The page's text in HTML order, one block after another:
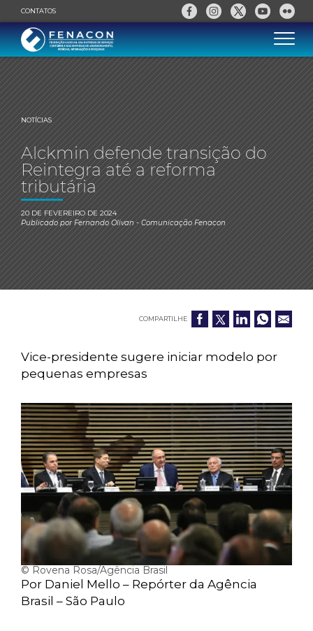
CONTATOS
NOTÍCIAS
Alckmin defende transição do
Reintegra até a reforma
tributária
20 DE FEVEREIRO DE 2024
Publicado porFernando Olivan- Comunicação Fenacon
COMPARTILHE
Vice-presidente sugere iniciar modelo por
pequenas empresas
© Rovena Rosa/Agência Brasil
Por Daniel Mello – Repórter da Agência
Brasil – São Paulo